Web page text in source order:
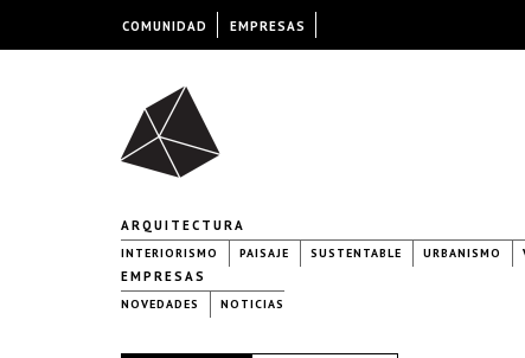
ARQUITECTURA
INTERIORISMO PAISAJE SUSTENTABLE URBANISMO
EMPRESAS
NOVEDADES NOTICIAS
COMUNIDAD EMPRESAS